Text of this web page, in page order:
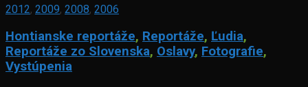
2012, 2009, 2008, 2006
Hontianske reportáže, Reportáže, Ľudia,
Reportáže zo Slovenska, Oslavy, Fotografie,
Vystúpenia